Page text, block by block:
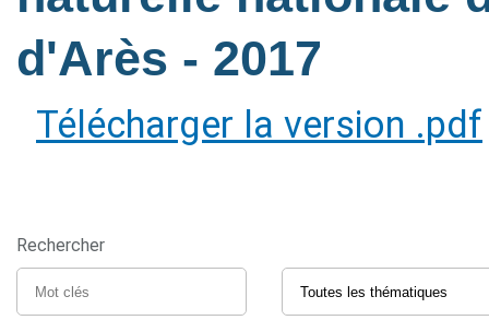
d'Arès - 2017
Télécharger la version .pdf
Rechercher